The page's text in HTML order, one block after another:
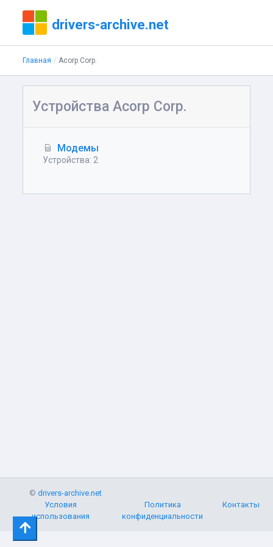
drivers-archive.net
Главная Acorp Corp.
Устройства Acorp Corp.
Модемы
Устройства: 2
©drivers-archive.net
Условия
использования
Политика
конфиденциальности
Контакты